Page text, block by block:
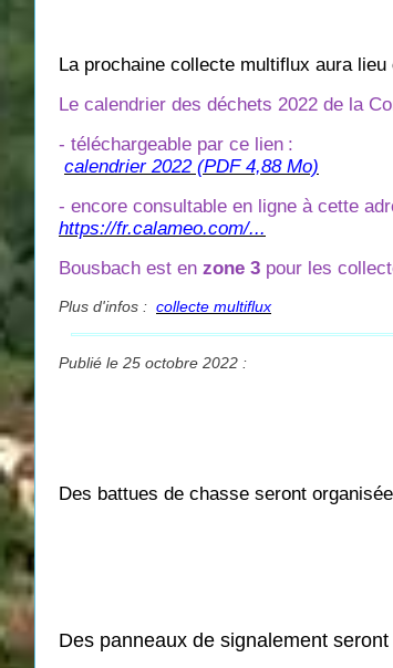
La prochaine collecte multiflux aura lieu
Le calendrier des déchets 2022 de la
- téléchargeable par ce lien :
calendrier 2022 (PDF 4,88 Mo)
- encore consultable en ligne à cette
https://fr.calameo.com/...
Bousbach est en zone 3 pour les
Plus d'infos : collecte multiflux
Publié le 25 octobre 2022 :
Des battues de chasse seront
Des panneaux de signalement